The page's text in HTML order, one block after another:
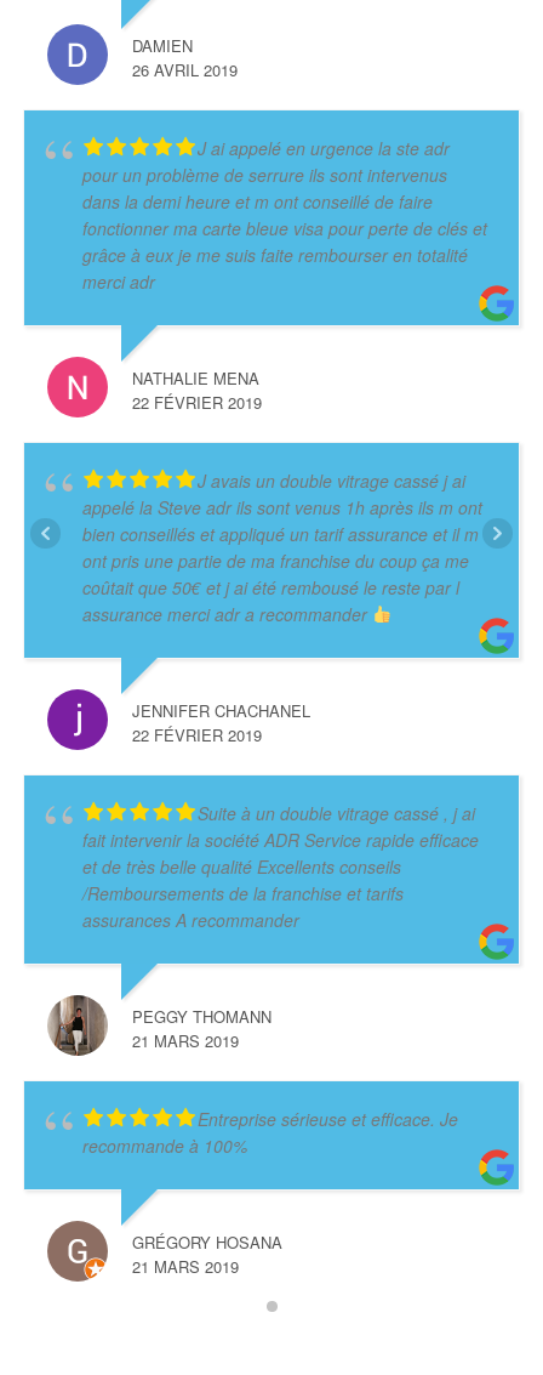
DAMIEN
26 AVRIL 2019
J ai appelé en urgence la ste adr
pour un problème de serrure ils sont intervenus
dans la demi heure et m ont conseillé de faire
fonctionner ma carte bleue visa pour perte de clés et
grâce à eux je me suis faite rembourser en totalité
merci adr
NATHALIE MENA
22 FÉVRIER 2019
J avais un double vitrage cassé j ai
appelé la Steve adr ils sont venus 1h après ils m ont
bien conseillés et appliqué un tarif assurance et il m
ont pris une partie de ma franchise du coup ça me
coûtait que 50€ et j ai été rembousé le reste par l
assurance merci adr a recommander
JENNIFER CHACHANEL
22 FÉVRIER 2019
Suite à un double vitrage cassé , j ai
fait intervenir la société ADR Service rapide efficace
et de très belle qualité Excellents conseils
/Remboursements de la franchise et tarifs
assurances A recommander
PEGGY THOMANN
21 MARS 2019
Entreprise sérieuse et efficace. Je
recommande à 100%
GRÉGORY HOSANA
21 MARS 2019